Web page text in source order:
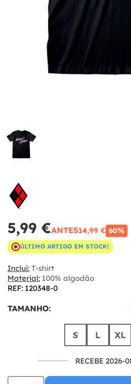
5,99 €ANTES14,99 € 60%
ÚLTIMO ARTIGO EM STOCK!
Inclui: T-shirt
Material: 100% algodão
REF: 120348-0
TAMANHO:
S L XL
RECEBE 2026-